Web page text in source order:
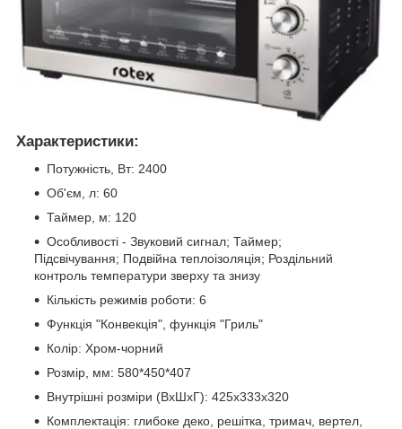
Характеристики:
Потужність, Вт: 2400
Об'єм, л: 60
Таймер, м: 120
Особливості - Звуковий сигнал; Таймер;
Підсвічування; Подвійна теплоізоляція; Роздільний
контроль температури зверху та знизу
Кількість режимів роботи: 6
Функція "Конвекція", функція "Гриль"
Колір: Хром-чорний
Розмір, мм: 580*450*407
Внутрішні розміри (ВхШхГ): 425х333х320
Комплектація: глибоке деко, решітка, тримач, вертел,